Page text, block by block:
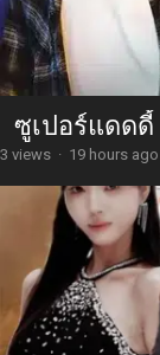
ซูเปอร์แดดดี้
3 views · 19 hours ago